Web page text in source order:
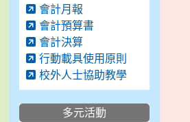
會計月報
會計預算書
會計決算
行動載具使用原則
校外人士協助教學
多元活動